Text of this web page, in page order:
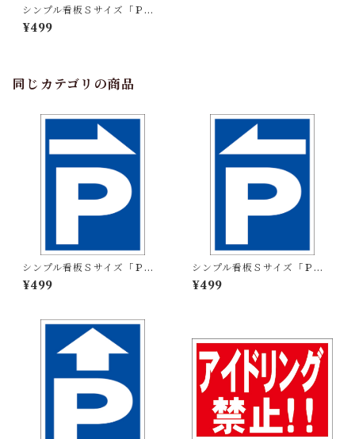
シンプル看板Ｓサイズ「Ｐ」
【駐車場】屋外可
¥499
同じカテゴリの商品
シンプル看板Ｓサイズ「Ｐ
（右）」【駐車場】屋外可
¥499
シンプル看板Ｓサイズ「Ｐ
（左）」【駐車場】屋外可
¥499